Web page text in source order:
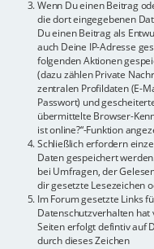
Wenn Du einen Beitrag
die dort eingegebenen
Du einen Beitrag als
auch Deine IP-Adresse
folgenden Aktionen
(dazu zählen Private
zentralen Profildaten (E-
Passwort) und
übermittelte Browser-
ist online?“-Funktion
Schließlich erfordern
Daten gespeichert
bei Umfragen, der
dir gesetzte Lesezeichen
Im Forum gesetzte Links
Datenschutzverhalten hat
Seiten erfolgt defintiv auf
durch dieses Zeichen